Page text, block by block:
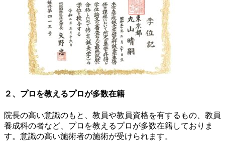
２、プロを教えるプロが多数在籍
院長の高い意識のもと、教員や教員資格を有するもの、教員
養成科の者など、プロを教えるプロが多数在籍しておりま
す。意識の高い施術者の施術が受けられます。